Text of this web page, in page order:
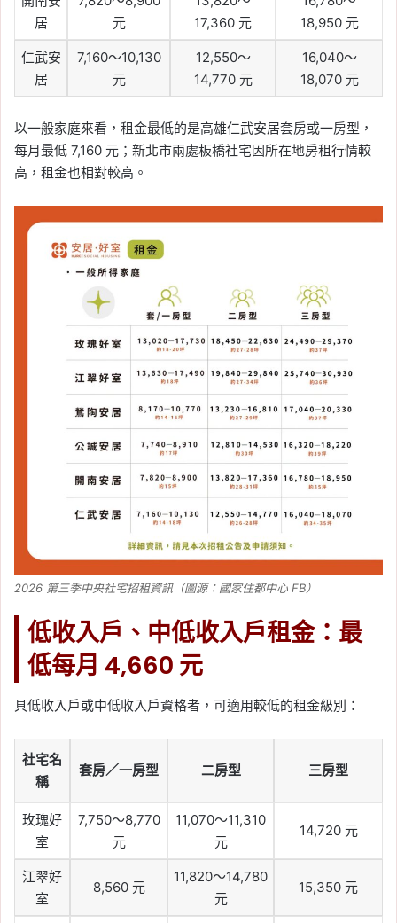
居
元
17,360 元
18,950 元
仁武安
居
7,160～10,130
元
12,550～
14,770 元
16,040～
18,070 元
以一般家庭來看，租金最低的是高雄仁武安居套房或一房型，
每月最低 7,160 元；新北市兩處板橋社宅因所在地房租行情較
高，租金也相對較高。
2026 第三季中央社宅招租資訊（圖源：國家住都中心 FB）
低收入戶、中低收入戶租金：最
低每月 4,660 元
具低收入戶或中低收入戶資格者，可適用較低的租金級別：
社宅名
稱
套房／一房型 二房型 三房型
玫瑰好
室
7,750～8,770
元
11,070～11,310
元
14,720 元
江翠好
室
8,560 元
11,820～14,780
元
15,350 元